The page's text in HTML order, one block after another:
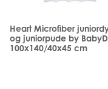
Heart Microfiber
og juniorpude by
100x140/40x45 cm